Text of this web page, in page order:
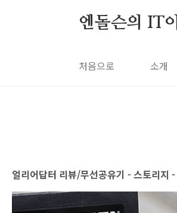
엔돌슨의 IT
처음으로 소개
얼리어답터 리뷰/무선공유기 - 스토리지